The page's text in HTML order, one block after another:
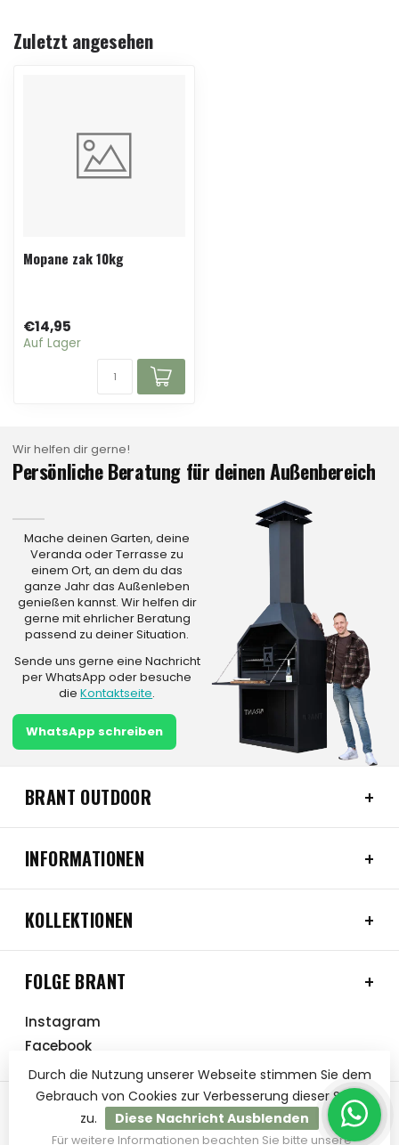
Zuletzt angesehen
Mopane zak 10kg
€14,95
Auf Lager
Wir helfen dir gerne!
Persönliche Beratung für deinen Außenbereich
Mache deinen Garten, deine
Veranda oder Terrasse zu
einem Ort, an dem du das
ganze Jahr das Außenleben
genießen kannst. Wir helfen dir
gerne mit ehrlicher Beratung
passend zu deiner Situation.
Sende uns gerne eine Nachricht
per WhatsApp oder besuche
dieKontaktseite.
WhatsApp schreiben
BRANT OUTDOOR
INFORMATIONEN
KOLLEKTIONEN
FOLGE BRANT
Instagram
Facebook
Durch die Nutzung unserer Webseite stimmen Sie dem
Gebrauch von Cookies zur Verbesserung dieser Seite
zu.
Diese Nachricht Ausblenden
Für weitere Informationen beachten Sie bitte unsere